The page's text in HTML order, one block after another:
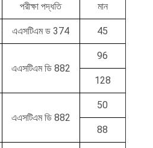
পরীক্ষা পদ্ধতি মান
এএসটিএম ড 374 45
এএসটিএম ডি 882
96
128
এএসটিএম ডি 882
50
88